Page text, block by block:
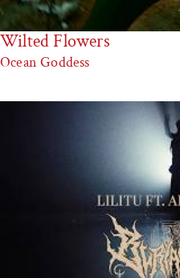
Wilted Flowers
Ocean Goddess